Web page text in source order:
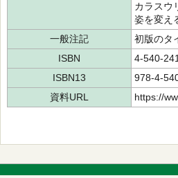
カラスウ
姿を変え
一般注記
初版のタ
ISBN
4-540-
ISBN13
978-4-
資料URL
https://